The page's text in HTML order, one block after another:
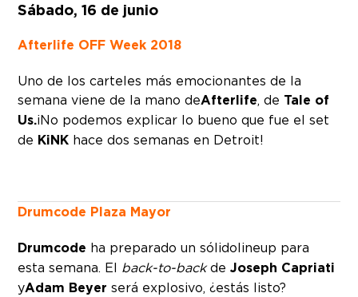
Sábado, 16 de junio
Afterlife OFF Week 2018
Uno de los carteles más emocionantes de la
semana viene de la mano deAfterlife, de Tale of
Us.¡No podemos explicar lo bueno que fue el set
de KiNK hace dos semanas en Detroit!
Drumcode Plaza Mayor
Drumcode ha preparado un sólido lineup para
esta semana. El back-to-backdeJoseph Capriati
yAdam Beyer será explosivo, ¿estás listo?